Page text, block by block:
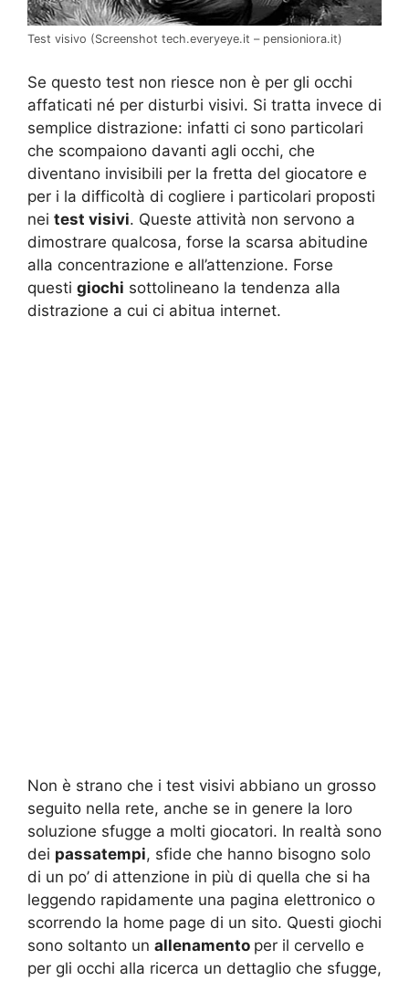
Test visivo (Screenshot tech.everyeye.it – pensioniora.it)
Se questo test non riesce non è per gli occhi
affaticati né per disturbi visivi. Si tratta invece di
semplice distrazione: infatti ci sono particolari
che scompaiono davanti agli occhi, che
diventano invisibili per la fretta del giocatore e
per i la difficoltà di cogliere i particolari proposti
nei test visivi. Queste attività non servono a
dimostrare qualcosa, forse la scarsa abitudine
alla concentrazione e all’attenzione. Forse
questi giochi sottolineano la tendenza alla
distrazione a cui ci abitua internet.
Non è strano che i test visivi abbiano un grosso
seguito nella rete, anche se in genere la loro
soluzione sfugge a molti giocatori. In realtà sono
dei passatempi, sfide che hanno bisogno solo
di un po’ di attenzione in più di quella che si ha
leggendo rapidamente una pagina elettronico o
scorrendo la home page di un sito. Questi giochi
sono soltanto un allenamento per il cervello e
per gli occhi alla ricerca un dettaglio che sfugge,